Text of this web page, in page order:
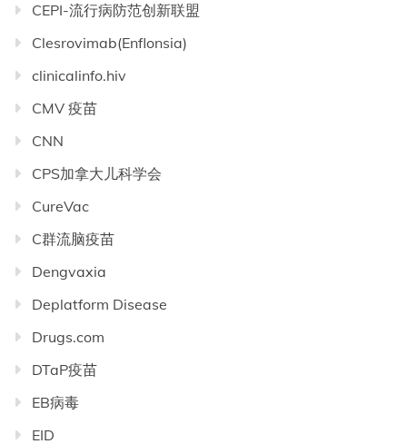
CEPI-流行病防范创新联盟
Clesrovimab(Enflonsia)
clinicalinfo.hiv
CMV 疫苗
CNN
CPS加拿大儿科学会
CureVac
C群流脑疫苗
Dengvaxia
Deplatform Disease
Drugs.com
DTaP疫苗
EB病毒
EID